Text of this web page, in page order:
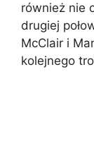
również nie
drugiej
McClair i
kolejnego